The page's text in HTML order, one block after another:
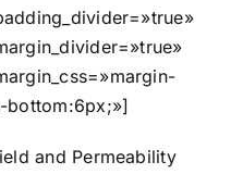
bottom:6px;»]
and Permeability